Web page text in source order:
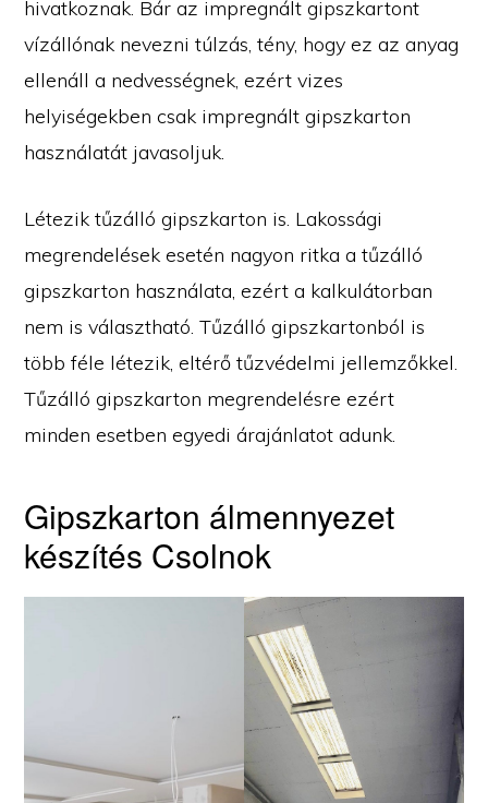
hivatkoznak. Bár az impregnált gipszkartont
vízállónak nevezni túlzás, tény, hogy ez az anyag
ellenáll a nedvességnek, ezért vizes
helyiségekben csak impregnált gipszkarton
használatát javasoljuk.
Létezik tűzálló gipszkarton is. Lakossági
megrendelések esetén nagyon ritka a tűzálló
gipszkarton használata, ezért a kalkulátorban
nem is választható. Tűzálló gipszkartonból is
több féle létezik, eltérő tűzvédelmi jellemzőkkel.
Tűzálló gipszkarton megrendelésre ezért
minden esetben egyedi árajánlatot adunk.
Gipszkarton álmennyezet
készítés Csolnok